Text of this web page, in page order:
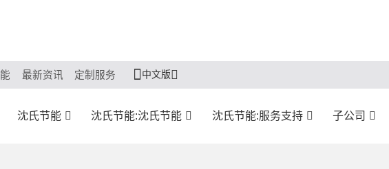
最新资讯 定制服务 中文版
沈氏节能 沈氏节能:沈氏节能 沈氏节能:服务支持 子公司